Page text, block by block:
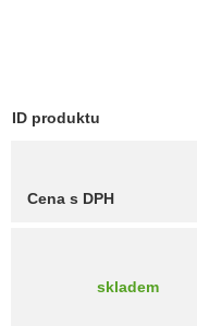
ID produktu
Cena s DPH
skladem